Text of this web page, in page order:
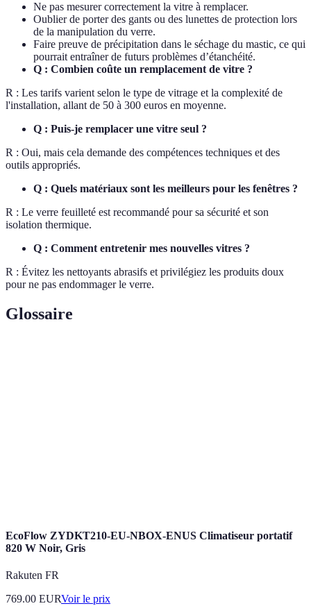
Ne pas mesurer correctement la vitre à remplacer.
Oublier de porter des gants ou des lunettes de protection lors
de la manipulation du verre.
Faire preuve de précipitation dans le séchage du mastic, ce qui
pourrait entraîner de futurs problèmes d’étanchéité.
Q : Combien coûte un remplacement de vitre ?
R : Les tarifs varient selon le type de vitrage et la complexité de
l'installation, allant de 50 à 300 euros en moyenne.
Q : Puis-je remplacer une vitre seul ?
R : Oui, mais cela demande des compétences techniques et des
outils appropriés.
Q : Quels matériaux sont les meilleurs pour les fenêtres ?
R : Le verre feuilleté est recommandé pour sa sécurité et son
isolation thermique.
Q : Comment entretenir mes nouvelles vitres ?
R : Évitez les nettoyants abrasifs et privilégiez les produits doux
pour ne pas endommager le verre.
Glossaire
EcoFlow ZYDKT210-EU-NBOX-ENUS Climatiseur portatif
820 W Noir, Gris
Rakuten FR
769.00 EURVoir le prix